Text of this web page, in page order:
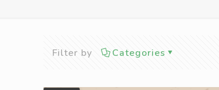
Filter by Categories